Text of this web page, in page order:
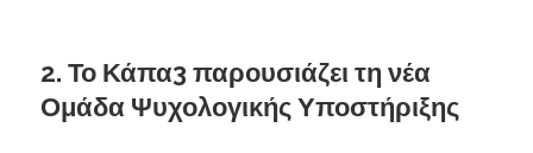
2. Το Κάπα3 παρουσιάζει τη νέα
Ομάδα Ψυχολογικής Υποστήριξης